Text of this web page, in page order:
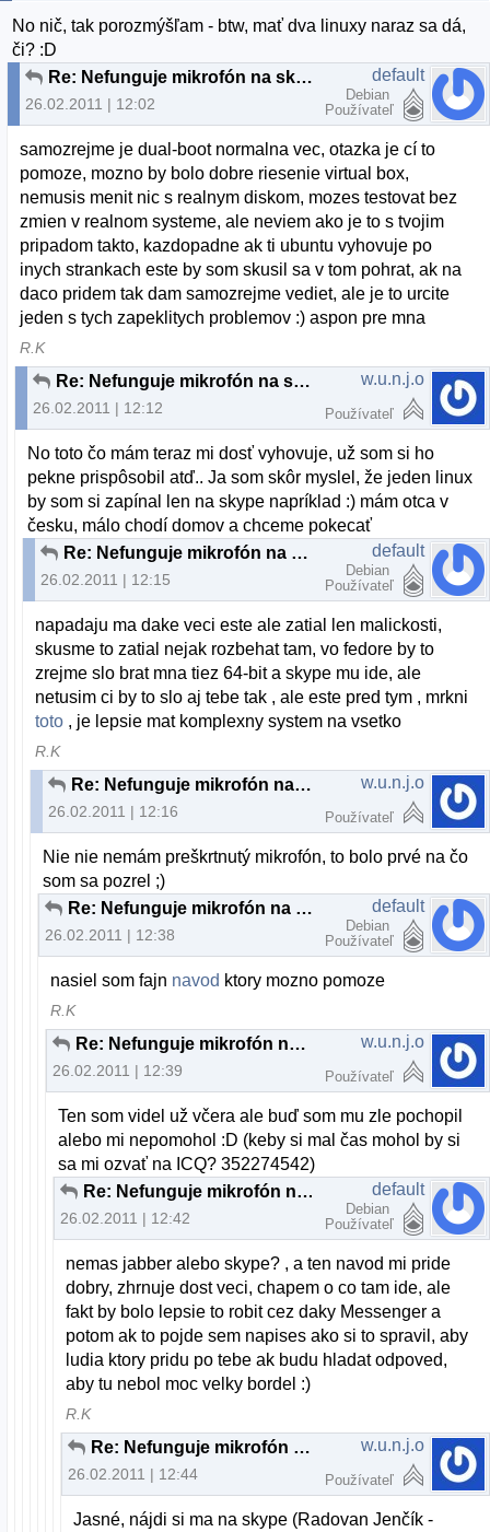
No nič, tak porozmýšľam - btw, mať dva linuxy naraz sa dá,
či? :D
Re: Nefunguje mikrofón na skype
26.02.2011 | 12:02
default
Debian
Používateľ
samozrejme je dual-boot normalna vec, otazka je cí to
pomoze, mozno by bolo dobre riesenie virtual box,
nemusis menit nic s realnym diskom, mozes testovat bez
zmien v realnom systeme, ale neviem ako je to s tvojim
pripadom takto, kazdopadne ak ti ubuntu vyhovuje po
inych strankach este by som skusil sa v tom pohrat, ak na
daco pridem tak dam samozrejme vediet, ale je to urcite
jeden s tych zapeklitych problemov :) aspon pre mna
R.K
Re: Nefunguje mikrofón na skype
26.02.2011 | 12:12
w.u.n.j.o
Používateľ
No toto čo mám teraz mi dosť vyhovuje, už som si ho
pekne prispôsobil atď.. Ja som skôr myslel, že jeden linux
by som si zapínal len na skype napríklad :) mám otca v
česku, málo chodí domov a chceme pokecať
Re: Nefunguje mikrofón na skype
26.02.2011 | 12:15
default
Debian
Používateľ
napadaju ma dake veci este ale zatial len malickosti,
skusme to zatial nejak rozbehat tam, vo fedore by to
zrejme slo brat mna tiez 64-bit a skype mu ide, ale
netusim ci by to slo aj tebe tak , ale este pred tym , mrkni
toto , je lepsie mat komplexny system na vsetko
R.K
Re: Nefunguje mikrofón na skype
26.02.2011 | 12:16
w.u.n.j.o
Používateľ
Nie nie nemám preškrtnutý mikrofón, to bolo prvé na čo
som sa pozrel ;)
Re: Nefunguje mikrofón na skype
26.02.2011 | 12:38
default
Debian
Používateľ
nasiel som fajn navod ktory mozno pomoze
R.K
Re: Nefunguje mikrofón na skype
26.02.2011 | 12:39
w.u.n.j.o
Používateľ
Ten som videl už včera ale buď som mu zle pochopil
alebo mi nepomohol :D (keby si mal čas mohol by si
sa mi ozvať na ICQ? 352274542)
Re: Nefunguje mikrofón na skype
26.02.2011 | 12:42
default
Debian
Používateľ
nemas jabber alebo skype? , a ten navod mi pride
dobry, zhrnuje dost veci, chapem o co tam ide, ale
fakt by bolo lepsie to robit cez daky Messenger a
potom ak to pojde sem napises ako si to spravil, aby
ludia ktory pridu po tebe ak budu hladat odpoved,
aby tu nebol moc velky bordel :)
R.K
Re: Nefunguje mikrofón na skype
26.02.2011 | 12:44
w.u.n.j.o
Používateľ
Jasné, nájdi si ma na skype (Radovan Jenčík -